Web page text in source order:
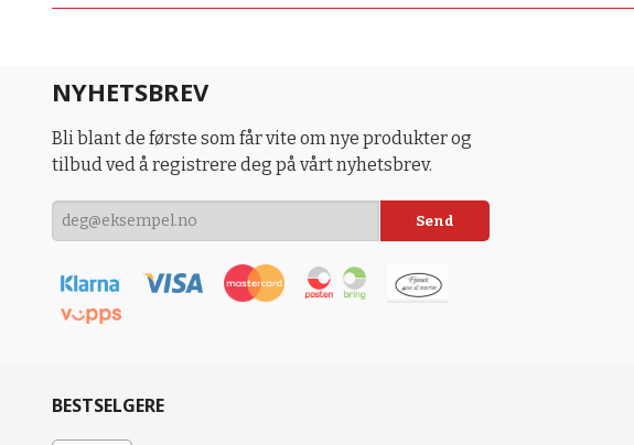
NYHETSBREV
Bli blant de første som får vite om nye produkter og
tilbud ved å registrere deg på vårt nyhetsbrev.
BESTSELGERE